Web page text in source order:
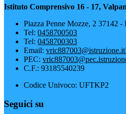
Istituto Comprensivo 16 - 17,
Piazza Penne Mozze, 2 37142
Tel: 0458700503
Tel: 0458700303
Email: vric887003@istruzione.it
PEC:
C.F.: 93185540239
Codice Univoco: UFTKP2
Seguici su